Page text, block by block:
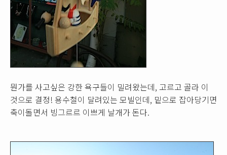
뭔가를 사고싶은 강한 욕구들이 밀려왔는데, 고르고 골라 이
것으로 결정! 용수철이 달려있는 모빌인데, 밑으로 잡아당기면
축이돌면서 빙그르르 이쁘게 날개가 돈다.